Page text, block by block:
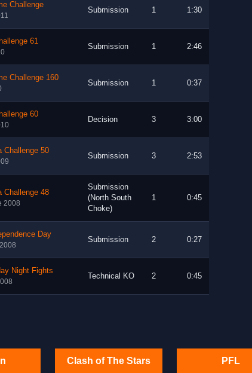
Challenge
Submission 1 1:30
61
Submission 1 2:46
Challenge 160
Submission 1 0:37
60
Decision 3 3:00
Challenge 50
Submission 3 2:53
Challenge 48
2008
Submission
(North South
Choke)
1 0:45
Day
Submission 2 0:27
Night Fights
Technical KO 2 0:45
Clash of The Stars PFL